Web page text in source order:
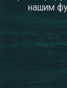
нашим